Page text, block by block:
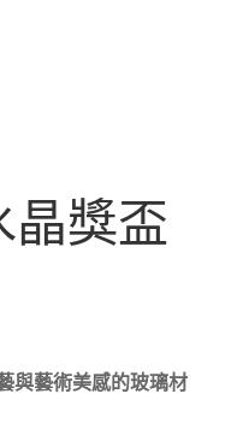
獎盃
與藝術美感的玻璃材